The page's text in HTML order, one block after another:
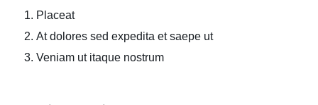
Placeat
At dolores sed expedita et saepe ut
Veniam ut itaque nostrum